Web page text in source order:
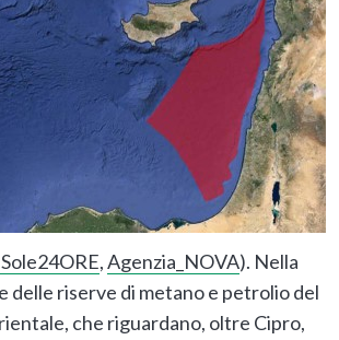
,Agenzia_NOVA). Nella
delle riserve di metano e petrolio del
che riguardano, oltre Cipro,